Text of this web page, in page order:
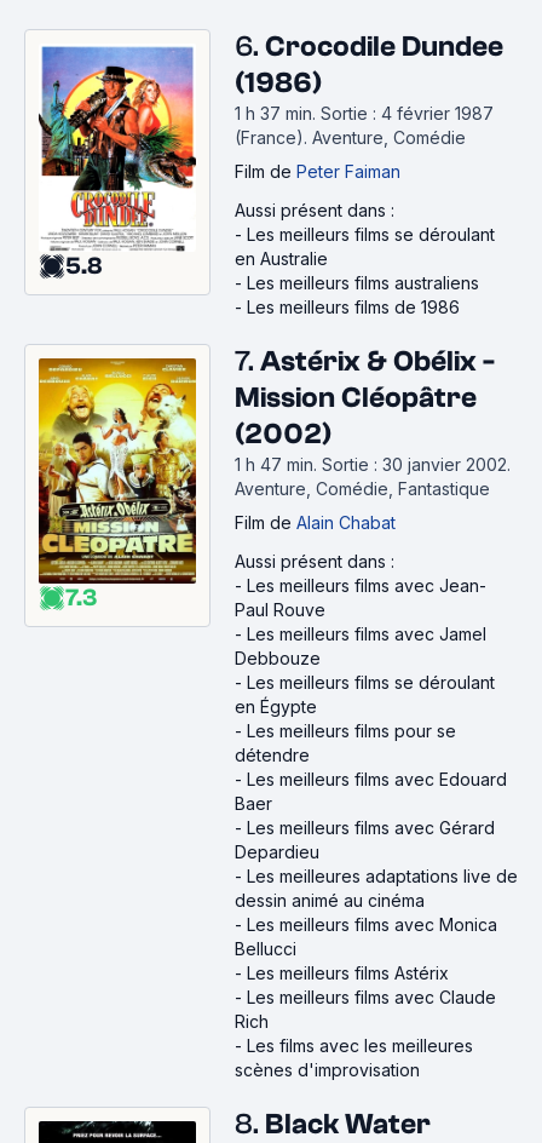
5.8
6. Crocodile Dundee
(1986)
1 h 37 min. Sortie : 4 février 1987
(France). Aventure, Comédie
Film de Peter Faiman
Aussi présent dans :
- Les meilleurs films se déroulant
en Australie
- Les meilleurs films australiens
- Les meilleurs films de 1986
7.3
7. Astérix & Obélix -
Mission Cléopâtre
(2002)
1 h 47 min. Sortie : 30 janvier 2002.
Aventure, Comédie, Fantastique
Film de Alain Chabat
Aussi présent dans :
- Les meilleurs films avec Jean-
Paul Rouve
- Les meilleurs films avec Jamel
Debbouze
- Les meilleurs films se déroulant
en Égypte
- Les meilleurs films pour se
détendre
- Les meilleurs films avec Edouard
Baer
- Les meilleurs films avec Gérard
Depardieu
- Les meilleures adaptations live de
dessin animé au cinéma
- Les meilleurs films avec Monica
Bellucci
- Les meilleurs films Astérix
- Les meilleurs films avec Claude
Rich
- Les films avec les meilleures
scènes d'improvisation
8. Black Water